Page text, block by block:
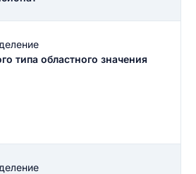
типа областного значения